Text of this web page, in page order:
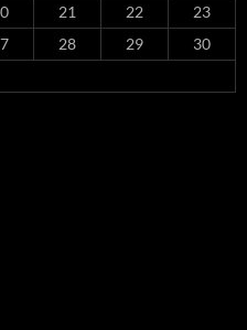
21 22
23
28 29
30